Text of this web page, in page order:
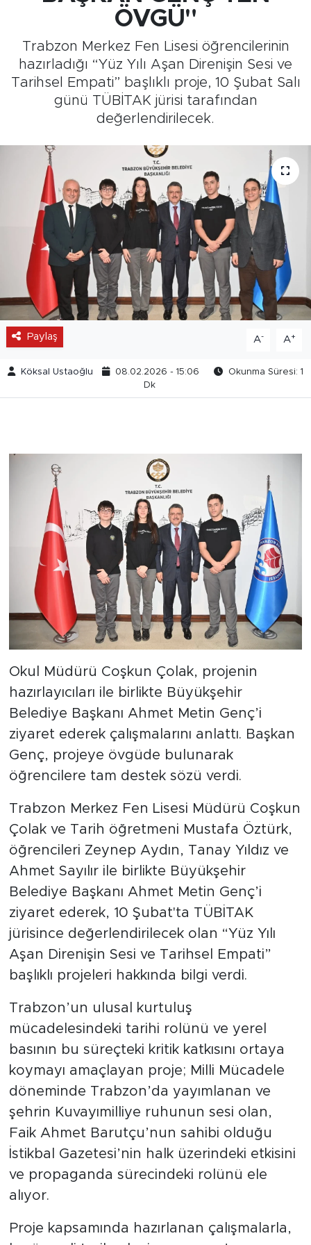
ÖVGÜ"
Trabzon Merkez Fen Lisesi öğrencilerinin
hazırladığı “Yüz Yılı Aşan Direnişin Sesi ve
Tarihsel Empati” başlıklı proje, 10 Şubat Salı
günü TÜBİTAK jürisi tarafından
değerlendirilecek.
Paylaş A- A+
Köksal Ustaoğlu 08.02.2026 - 15:06
Okunma Süresi: 1
Dk
Okul Müdürü Coşkun Çolak, projenin
hazırlayıcıları ile birlikte Büyükşehir
Belediye Başkanı Ahmet Metin Genç’i
ziyaret ederek çalışmalarını anlattı. Başkan
Genç, projeye övgüde bulunarak
öğrencilere tam destek sözü verdi.
Trabzon Merkez Fen Lisesi Müdürü Coşkun
Çolak ve Tarih öğretmeni Mustafa Öztürk,
öğrencileri Zeynep Aydın, Tanay Yıldız ve
Ahmet Sayılır ile birlikte Büyükşehir
Belediye Başkanı Ahmet Metin Genç’i
ziyaret ederek, 10 Şubat'ta TÜBİTAK
jürisince değerlendirilecek olan “Yüz Yılı
Aşan Direnişin Sesi ve Tarihsel Empati”
başlıklı projeleri hakkında bilgi verdi.
Trabzon’un ulusal kurtuluş
mücadelesindeki tarihi rolünü ve yerel
basının bu süreçteki kritik katkısını ortaya
koymayı amaçlayan proje; Milli Mücadele
döneminde Trabzon’da yayımlanan ve
şehrin Kuvayımilliye ruhunun sesi olan,
Faik Ahmet Barutçu’nun sahibi olduğu
İstikbal Gazetesi’nin halk üzerindeki etkisini
ve propaganda sürecindeki rolünü ele
alıyor.
Proje kapsamında hazırlanan çalışmalarla,
Sağlık
Siyaset
GURBETTEN SILAYA
Foto Galeri
Köşe Yazarları
Manşet
Ulusal Son Dakika Haberleri